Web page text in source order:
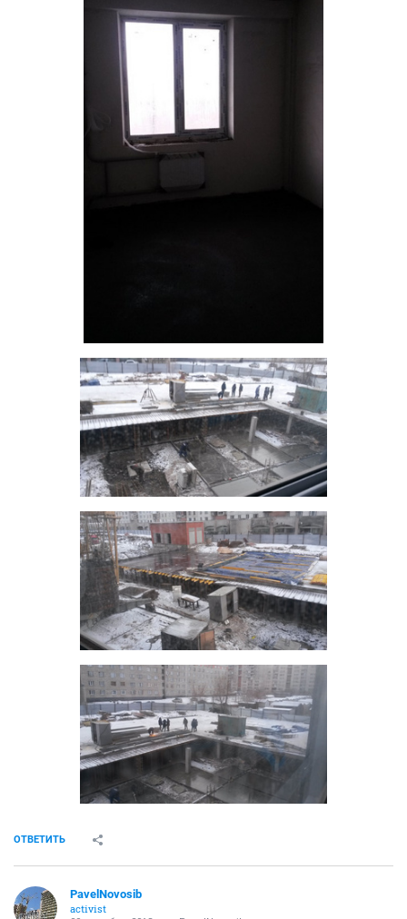
ОТВЕТИТЬ
PavelNovosib
activist